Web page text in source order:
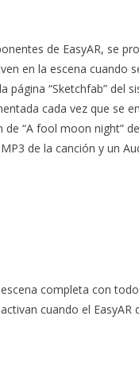
de EasyAR, se
en la escena cuando
“Sketchfab” del
cada vez que se
“A fool moon night”
de la canción y un
completa con
cuando el EasyAR